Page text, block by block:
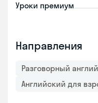
Уроки премиум
Направления
Разговорный
Английский для